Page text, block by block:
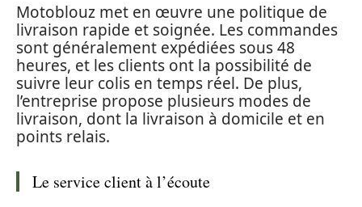
Motoblouz met en œuvre une politique de
livraison rapide et soignée. Les commandes
sont généralement expédiées sous 48
heures, et les clients ont la possibilité de
suivre leur colis en temps réel. De plus,
l’entreprise propose plusieurs modes de
livraison, dont la livraison à domicile et en
points relais.
Le service client à l’écoute